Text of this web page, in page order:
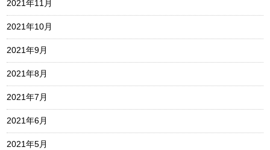
2021年11月
2021年10月
2021年9月
2021年8月
2021年7月
2021年6月
2021年5月